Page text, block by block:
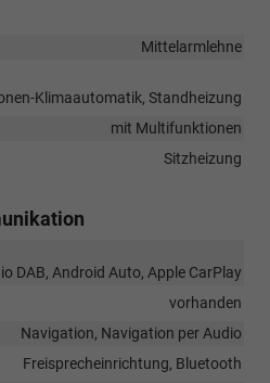
Mittelarmlehne
Klimaautomatik, Standheizung
mit Multifunktionen
Sitzheizung
DAB, Android Auto, Apple CarPlay
vorhanden
Navigation, Navigation per Audio
Freisprecheinrichtung, Bluetooth